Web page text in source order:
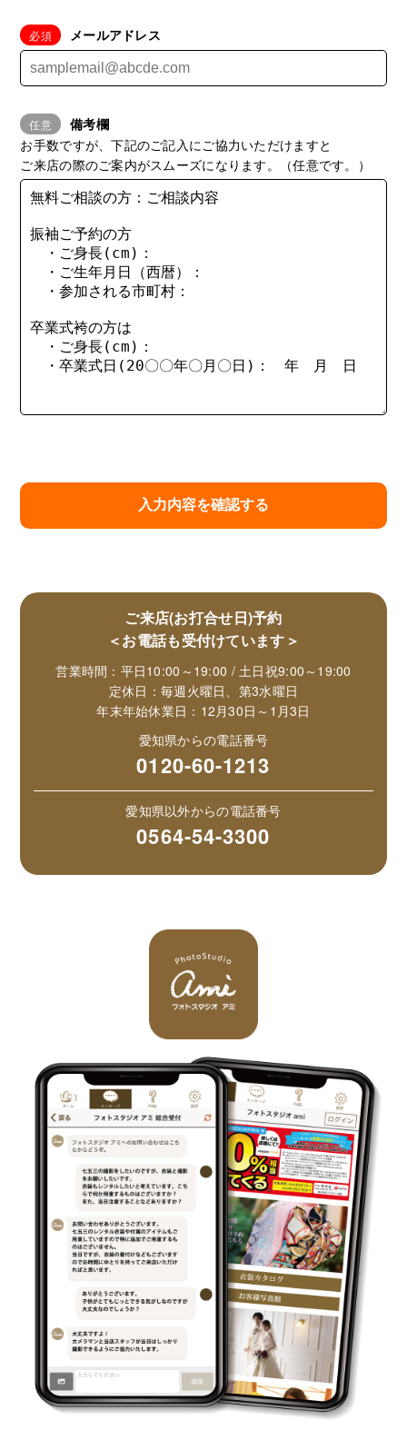
メールアドレス
備考欄
お手数ですが、下記のご記入にご協力いただけますと
ご来店の際のご案内がスムーズになります。（任意です。）
ご来店(お打合せ日)予約
＜お電話も受付けています＞
営業時間：平日10:00～19:00 / 土日祝9:00～19:00
定休日：毎週火曜日、第3水曜日
年末年始休業日：12月30日～1月3日
愛知県からの電話番号
0120-60-1213
愛知県以外からの電話番号
0564-54-3300